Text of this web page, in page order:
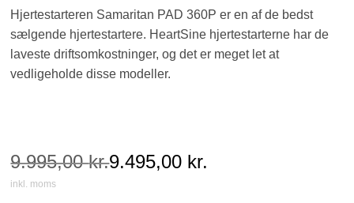
Hjertestarteren Samaritan PAD 360P er en af de bedst
sælgende hjertestartere. HeartSine hjertestarterne har de
laveste driftsomkostninger, og det er meget let at
vedligeholde disse modeller.
9.995,00kr.9.495,00 kr.
inkl. moms